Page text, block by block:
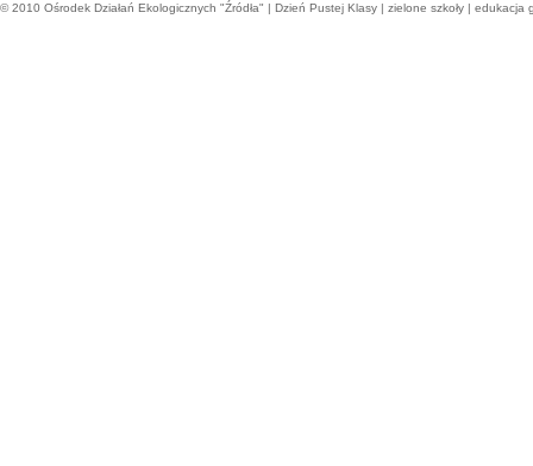
© 2010 Ośrodek Działań Ekologicznych "Źródła" | Dzień Pustej Klasy | zielone szkoły | edukacja